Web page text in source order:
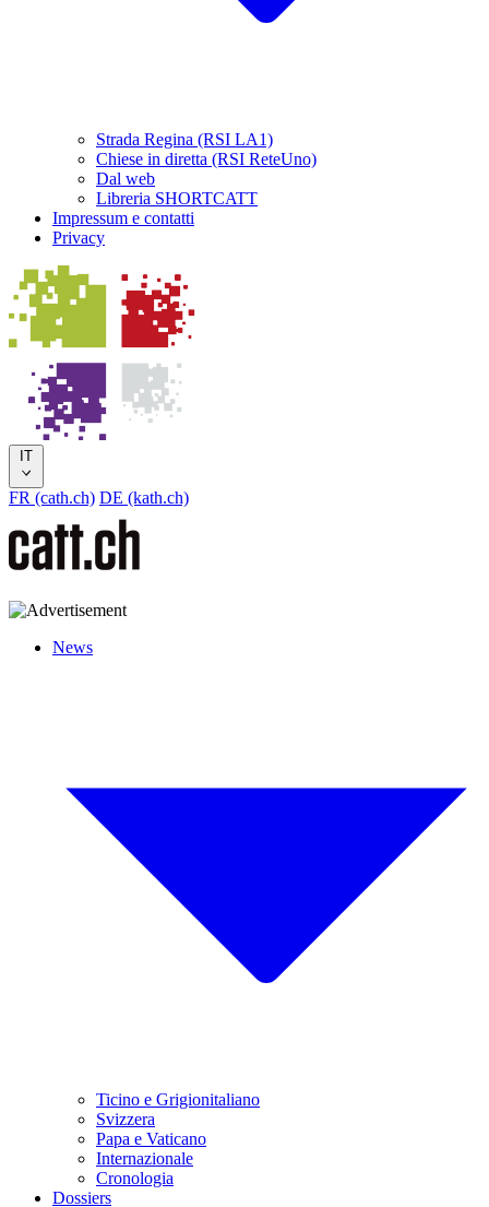
Strada Regina (RSI LA1)
Chiese in diretta (RSI ReteUno)
Dal web
Libreria SHORTCATT
Impressum e contatti
Privacy
IT
FR (cath.ch) DE (kath.ch)
News
Ticino e Grigionitaliano
Svizzera
Papa e Vaticano
Internazionale
Cronologia
Dossiers